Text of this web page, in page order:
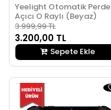
Yeelight Otomatik Perde
Açıcı O Raylı (Beyaz)
3.999,99 TL
3.200,00 TL
Sepete Ekle